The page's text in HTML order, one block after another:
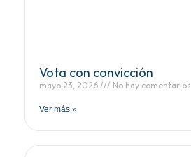
Vota con convicción
mayo 23, 2026 No hay comentarios
Ver más »